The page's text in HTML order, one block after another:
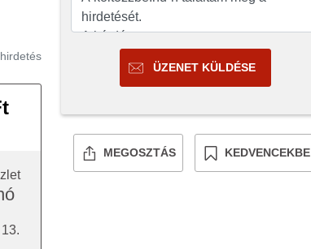
ÜZENET KÜLDÉSE
MEGOSZTÁS KEDVENCEKBE